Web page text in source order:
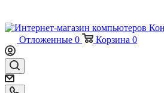
Отложенные 0 Корзина 0